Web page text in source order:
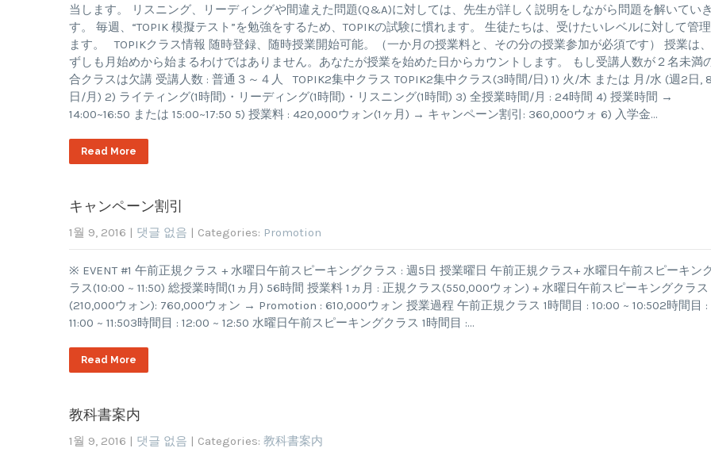
当します。 リスニング、リーディングや間違えた問題(Q&A)に対しては、先生が詳しく説明をしながら問題を解いてい
す。 毎週、“TOPIK 模擬テスト”を勉強をするため、TOPIKの試験に慣れます。 生徒たちは、受けたいレベルに対して管
ます。 TOPIKクラス情報 随時登録、随時授業開始可能。（一か月の授業料と、その分の授業参加が必須です） 授業は
ずしも月始めから始まるわけではありません。あなたが授業を始めた日からカウントします。 もし受講人数が２名未満
合クラスは欠講 受講人数 : 普通３～４人 TOPIK2集中クラス TOPIK2集中クラス(3時間/日) 1) 火/木 または 月/水 (週2日, 8
日/月) 2) ライティング(1時間)・リーディング(1時間)・リスニング(1時間) 3) 全授業時間/月 : 24時間 4) 授業時間 →
14:00~16:50 または 15:00~17:50 5) 授業料 : 420,000ウォン(1ヶ月) → キャンペーン割引: 360,000ウォ 6) 入学金…
Read More
キャンペーン割引
1월 9, 2016 | 댓글 없음 | Categories: Promotion
※ EVENT #1 午前正規クラス + 水曜日午前スピーキングクラス : 週5日 授業曜日 午前正規クラス+ 水曜日午前スピーキン
ラス(10:00 ~ 11:50) 総授業時間(1ヵ月) 56時間 授業料 1ヵ月 : 正規クラス(550,000ウォン) + 水曜日午前スピーキングクラス
(210,000ウォン): 760,000ウォン → Promotion : 610,000ウォン 授業過程 午前正規クラス 1時間目 : 10:00 ~ 10:502時間目 :
11:00 ~ 11:503時間目 : 12:00 ~ 12:50 水曜日午前スピーキングクラス 1時間目 :…
Read More
教科書案内
1월 9, 2016 | 댓글 없음 | Categories: 教科書案内